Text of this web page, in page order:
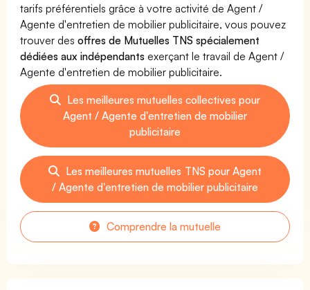
tarifs préférentiels grâce à votre activité de Agent /
Agente d'entretien de mobilier publicitaire, vous pouvez
trouver desoffres de Mutuelles TNS spécialement
dédiées aux indépendants exerçant le travail de Agent /
Agente d'entretien de mobilier publicitaire.
Les meilleures mutuelles collectives pour
Agent / Agente d'entretien de mobilier
publicitaire
Les meilleures mutuelles TNS pour Agent
/ Agente d'entretien de mobilier publicitaire
Comprendre la mutuelle